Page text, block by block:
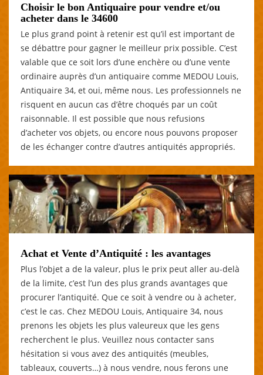
Choisir le bon Antiquaire pour vendre et/ou
acheter dans le 34600
Le plus grand point à retenir est qu’il est important de
se débattre pour gagner le meilleur prix possible. C’est
valable que ce soit lors d’une enchère ou d’une vente
ordinaire auprès d’un antiquaire comme MEDOU Louis,
Antiquaire 34, et oui, même nous. Les professionnels ne
risquent en aucun cas d’être choqués par un coût
raisonnable. Il est possible que nous refusions
d’acheter vos objets, ou encore nous pouvons proposer
de les échanger contre d’autres antiquités appropriés.
Achat et Vente d’Antiquité : les avantages
Plus l’objet a de la valeur, plus le prix peut aller au-delà
de la limite, c’est l’un des plus grands avantages que
procurer l’antiquité. Que ce soit à vendre ou à acheter,
c’est le cas. Chez MEDOU Louis, Antiquaire 34, nous
prenons les objets les plus valeureux que les gens
recherchent le plus. Veuillez nous contacter sans
hésitation si vous avez des antiquités (meubles,
tableaux, couverts…) à nous vendre, nous ferons une